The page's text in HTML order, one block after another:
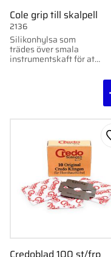
Cole grip till skalpell
Silikonhylsa som
trädes över smala
instrumentskaft för att
2136